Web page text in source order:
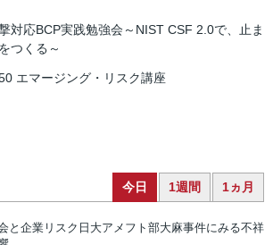
対応BCP実践勉強会～NIST CSF 2.0で、止ま
つくる～
エマージング・リスク講座
今日 1週間 1ヵ月
と企業リスク 日大アメフト部大麻事件にみる不祥